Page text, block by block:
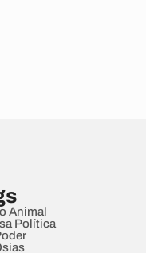
Animal
Política